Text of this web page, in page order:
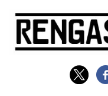
content